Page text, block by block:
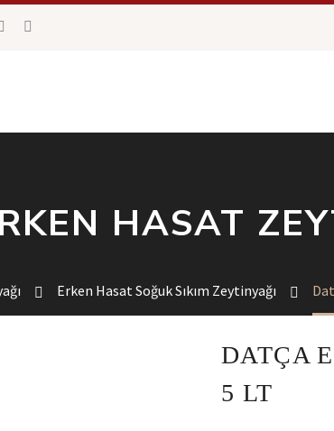
HASAT
Erken Hasat Soğuk Sıkım Zeytinyağı
DATÇA
5 LT